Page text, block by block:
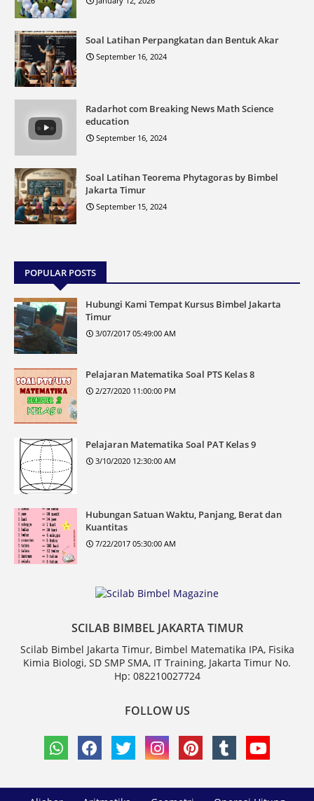
Soal Latihan Perpangkatan dan Bentuk Akar
September 16, 2024
Radarhot com Breaking News Math Science
education
September 16, 2024
Soal Latihan Teorema Phytagoras by Bimbel
Jakarta Timur
September 15, 2024
POPULAR POSTS
Hubungi Kami Tempat Kursus Bimbel Jakarta
Timur
3/07/2017 05:49:00 AM
Pelajaran Matematika Soal PTS Kelas 8
2/27/2020 11:00:00 PM
Pelajaran Matematika Soal PAT Kelas 9
3/10/2020 12:30:00 AM
Hubungan Satuan Waktu, Panjang, Berat dan
Kuantitas
7/22/2017 05:30:00 AM
SCILAB BIMBEL JAKARTA TIMUR
Scilab Bimbel Jakarta Timur, Bimbel Matematika IPA, Fisika
Kimia Biologi, SD SMP SMA, IT Training, Jakarta Timur No.
Hp: 082210027724
FOLLOW US